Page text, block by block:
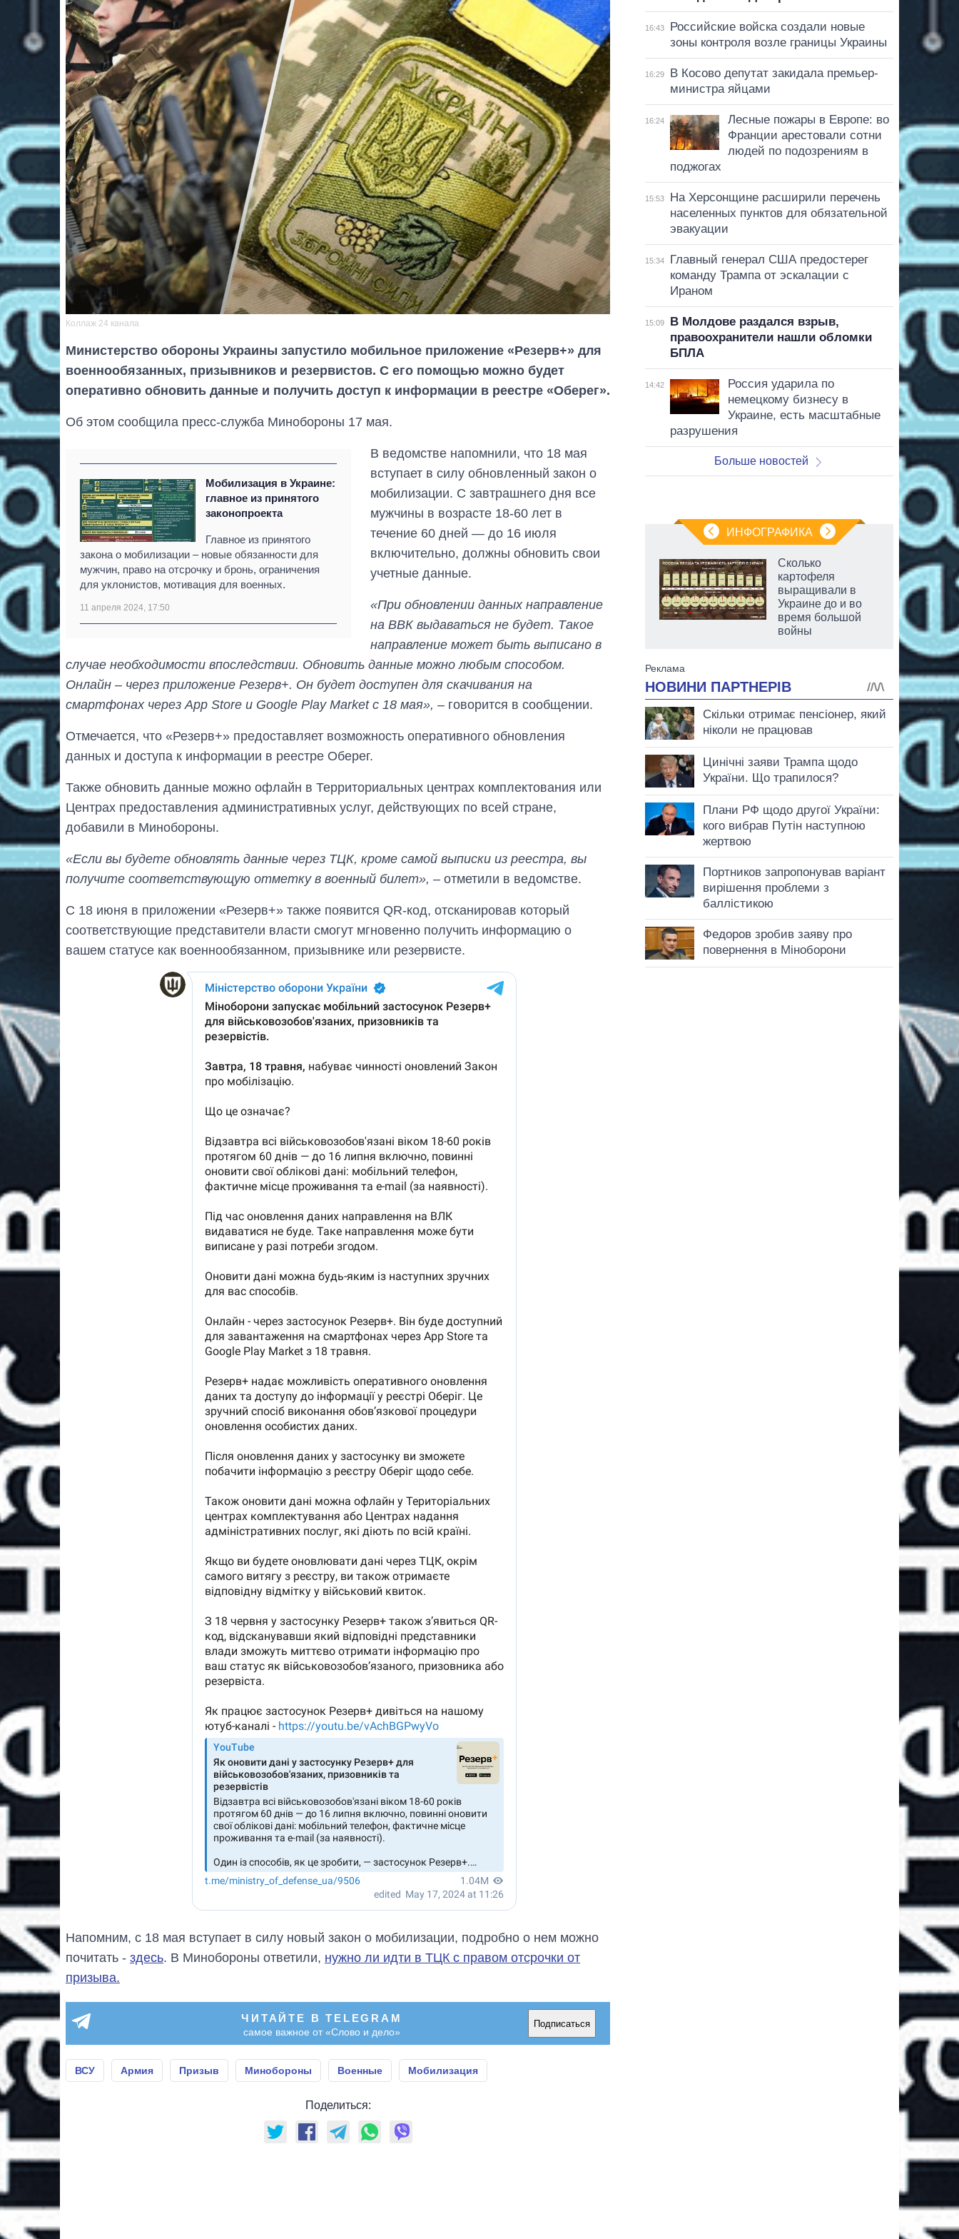
Коллаж 24 канала
Министерство обороны Украины запустило мобильное приложение «Резерв+» для
военнообязанных, призывников и резервистов. С его помощью можно будет
оперативно обновить данные и получить доступ к информации в реестре «Оберег».
Об этом сообщила пресс-служба Минобороны 17 мая.
Мобилизация в Украине:
главное из принятого
законопроекта
Главное из принятого
закона о мобилизации – новые обязанности для
мужчин, право на отсрочку и бронь, ограничения
для уклонистов, мотивация для военных.
11 апреля 2024, 17:50
В ведомстве напомнили, что 18 мая
вступает в силу обновленный закон о
мобилизации. С завтрашнего дня все
мужчины в возрасте 18-60 лет в
течение 60 дней — до 16 июля
включительно, должны обновить свои
учетные данные.
«При обновлении данных направление
на ВВК выдаваться не будет. Такое
направление может быть выписано в
случае необходимости впоследствии. Обновить данные можно любым способом.
Онлайн – через приложение Резерв+. Он будет доступен для скачивания на
смартфонах через App Store и Google Play Market с 18 мая», – говорится в сообщении.
Отмечается, что «Резерв+» предоставляет возможность оперативного обновления
данных и доступа к информации в реестре Оберег.
Также обновить данные можно офлайн в Территориальных центрах комплектования или
Центрах предоставления административных услуг, действующих по всей стране,
добавили в Минобороны.
«Если вы будете обновлять данные через ТЦК, кроме самой выписки из реестра, вы
получите соответствующую отметку в военный билет», – отметили в ведомстве.
С 18 июня в приложении «Резерв+» также появится QR-код, отсканировав который
соответствующие представители власти смогут мгновенно получить информацию о
вашем статусе как военнообязанном, призывнике или резервисте.
Напомним, с 18 мая вступает в силу новый закон о мобилизации, подробно о нем можно
почитать - здесь. В Минобороны ответили, нужно ли идти в ТЦК с правом отсрочки от
призыва.
ЧИТАЙТЕ В TELEGRAM
самое важное от «Слово и дело»
Подписаться
ВСУ Армия Призыв Минобороны Военные Мобилизация
Поделиться:
16:43
Российские войска создали новые
зоны контроля возле границы Украины
16:29
В Косово депутат закидала премьер-
министра яйцами
16:24
Лесные пожары в Европе: во
Франции арестовали сотни
людей по подозрениям в
поджогах
15:53
На Херсонщине расширили перечень
населенных пунктов для обязательной
эвакуации
15:34
Главный генерал США предостерег
команду Трампа от эскалации с
Ираном
15:09
В Молдове раздался взрыв,
правоохранители нашли обломки
БПЛА
14:42
Россия ударила по
немецкому бизнесу в
Украине, есть масштабные
разрушения
Больше новостей
ИНФОГРАФИКА
обороны за 13 лет
войны с россией
Сколько
картофеля
выращивали в
Украине до и во
время большой
войны